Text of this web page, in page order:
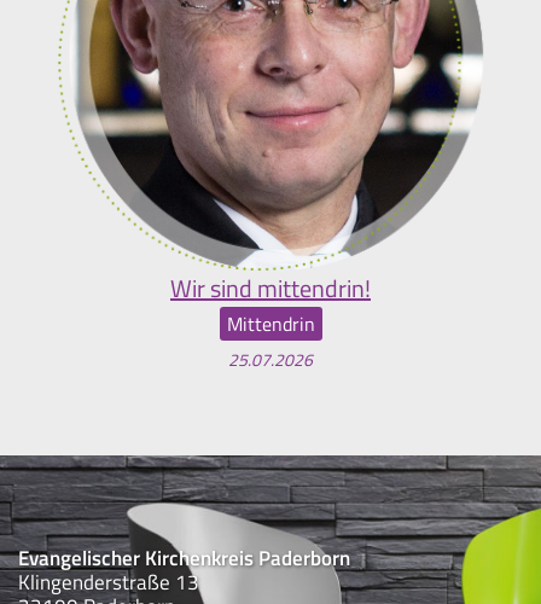
Wir sind mittendrin!
Mittendrin
25.07.2026
Evangelischer Kirchenkreis Paderborn
Klingenderstraße 13